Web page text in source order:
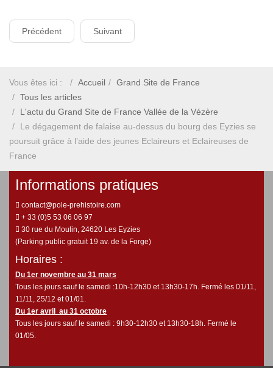
Précédent Suivant
Vous êtes ici : Accueil
Grand Site de France
Tous les articles
L'actu du Grand Site de France Vallée de la Vézère
Le dégagement de falaise au-dessus du bourg des Eyzies se
poursuit grâce à l’aide des jeunes Eclaireurs et Eclaireuses de
France
Informations pratiques
contact@pole-prehistoire.com
+ 33 (0)5 53 06 06 97
30 rue du Moulin, 24620 Les Eyzies
(Parking public gratuit 19 av. de la Forge)
Horaires :
Du 1er novembre au 31 mars
Tous les jours sauf le samedi :10h-12h30 et 13h30-17h. Fermé les 01/11,
11/11, 25/12 et 01/01.
Du 1er avril au 31 octobre
Tous les jours sauf le samedi : 9h30-12h30 et 13h30-18h. Fermé le
01/05.